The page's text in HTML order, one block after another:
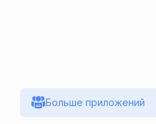
Больше приложений